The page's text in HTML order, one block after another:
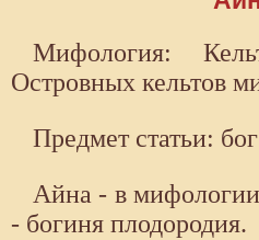
Мифология:
Островных кельтов
Предмет статьи: бог
Айна - в
- богиня плодородия.